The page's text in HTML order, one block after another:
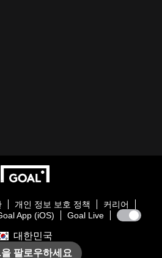
개인 정보 보호 정책
커리어
App (iOS) Goal Live
대한민국
팔로우하세요